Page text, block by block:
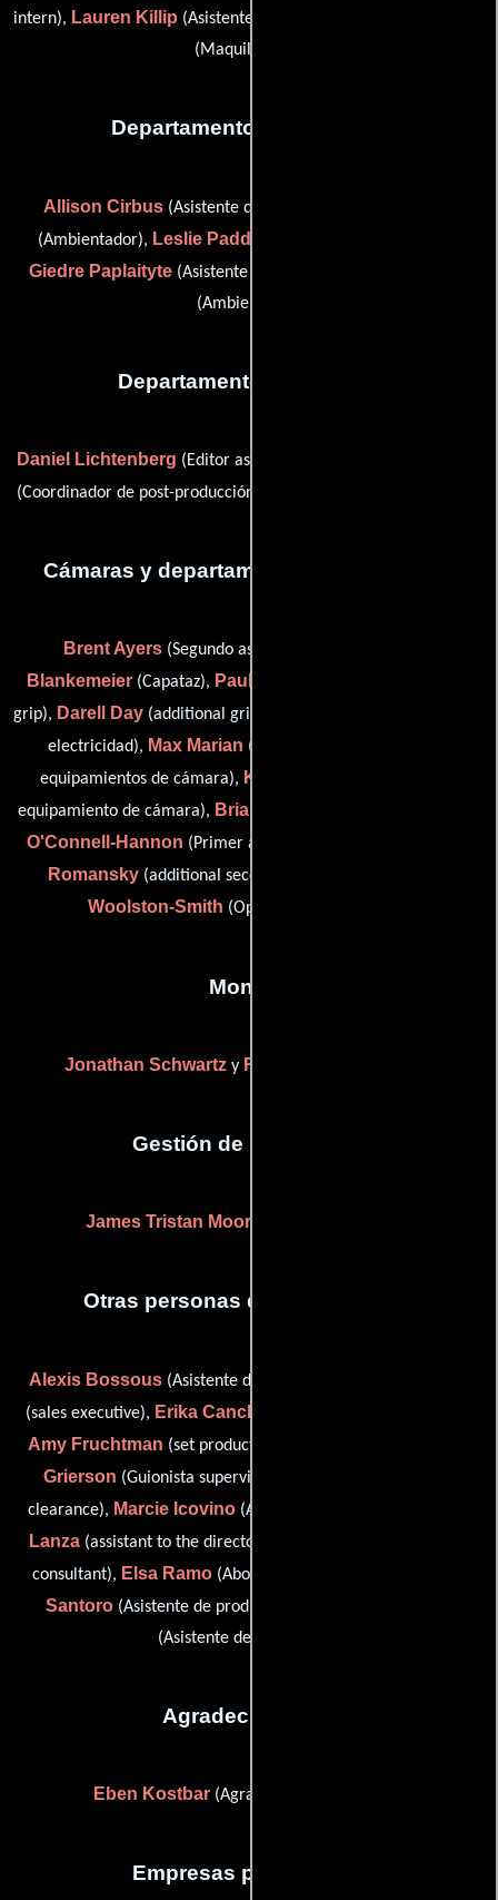
intern), Lauren Killip (Asistente de maquillaje) y
(Maquilladora)
Departamento de vestuario
Allison Cirbus (Asistente de vestuario),
(Ambientador), Leslie Paddoll
Giedre Paplaityte(Asistente de vestuario) y
(Ambientador)
Departamento de editorial
Daniel Lichtenberg (Editor asistente),
(Coordinador de post-producción) y
Cámaras y departamento de electricidad
Brent Ayers (Segundo asistente de cámara),
Blankemeier(Capataz), Paul E. Chresomales
grip), Darell Day(additional grip),
electricidad), Max Marian (Ayudante del encargado de
equipamientos de cámara), Kevin Martin
equipamiento de cámara), Brian McCann
O'Connell-Hannon (Primer asistente de cámara),
Romansky (additional second assistant camera) y
Woolston-Smith (Operador de Steadicam)
Montaje
Jonathan Schwartzy Robert Grigsby Wilson
Gestión de producción
James Tristan Moore
Otras personas que participaron
Alexis Bossous(Asistente de producción),
(sales executive), Erika Canchola
Amy Fruchtman (set production assistant),
Grierson (Guionista supervisor),
clearance), Marcie Icovino (Asistente de producción),
Lanza (assistant to the director),
consultant), Elsa Ramo(Abogado de producción),
Santoro (Asistente de producción) y
(Asistente de producción)
Agradecimientos
Eben Kostbar (Agradecimiento especial)
Empresas productoras